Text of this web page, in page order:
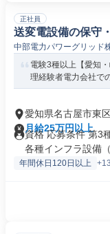
正社員
送変電設備の保守
中部電力パワーグリッド
電験3種以上【愛知
理経験者電力会社で
愛知県名古屋市東
月給25万円以上
資格 応募条件 第3
各種インフラ設備
年間休日120日以上